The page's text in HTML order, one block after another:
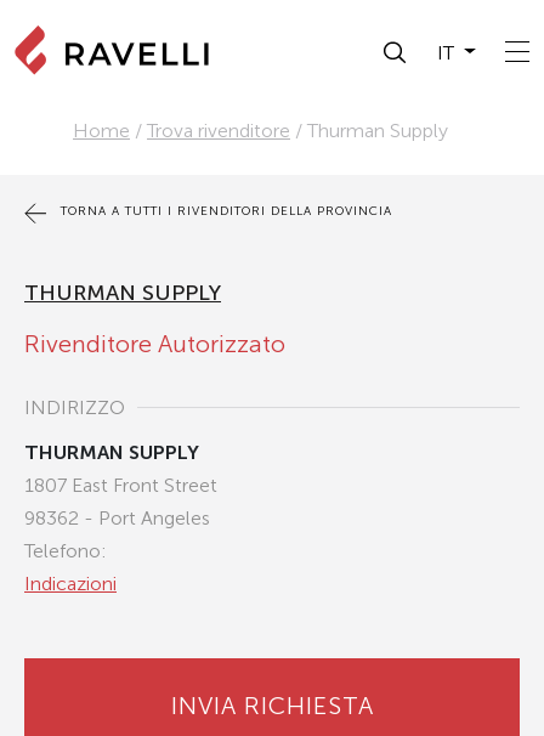
IT
Home / Trova rivenditore / Thurman Supply
TORNA A TUTTI I RIVENDITORI DELLA PROVINCIA
THURMAN SUPPLY
Rivenditore Autorizzato
INDIRIZZO
THURMAN SUPPLY
1807 East Front Street
98362 - Port Angeles
Telefono:
Indicazioni
INVIA RICHIESTA